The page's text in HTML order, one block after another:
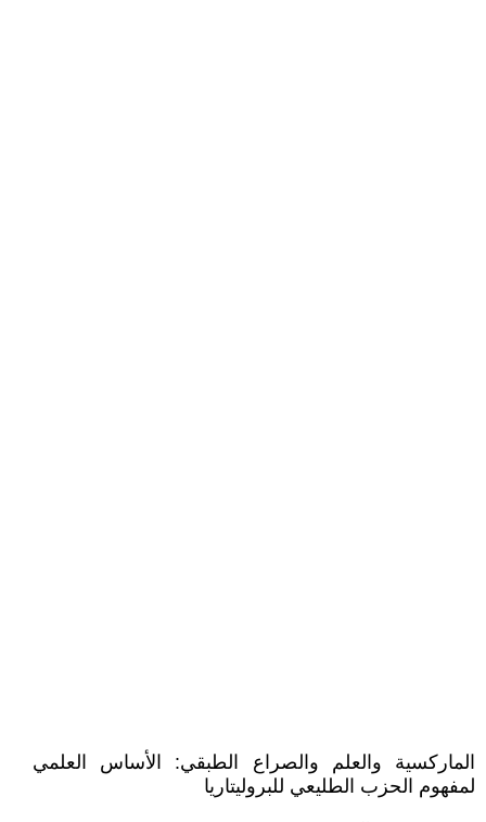
الماركسية والعلم والصراع الطبقي: الأساس العلمي
لمفهوم الحزب الطليعي للبروليتاريا